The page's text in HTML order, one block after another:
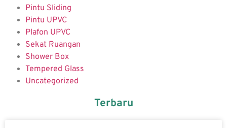
Pintu Sliding
Pintu UPVC
Plafon UPVC
Sekat Ruangan
Shower Box
Tempered Glass
Uncategorized
Terbaru